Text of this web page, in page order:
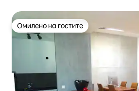
Омилено на гостите
Омилено на гостите